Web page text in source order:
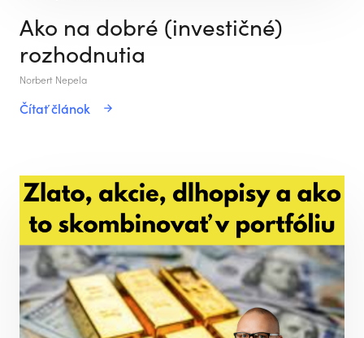
Ako na dobré (investičné)
rozhodnutia
Norbert Nepela
Čítať článok